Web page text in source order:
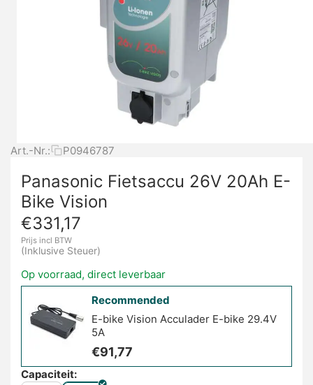
Art.-Nr.: P0946787
Panasonic Fietsaccu 26V 20Ah E-
Bike Vision
€331,17
Prijs incl BTW
(Inklusive Steuer)
Op voorraad, direct leverbaar
Recommended
E-bike Vision Acculader E-bike 29.4V
5A
€91,77
Capaciteit: